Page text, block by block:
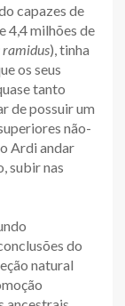
capazes de
4,4 milhões de
), tinha
os seus
tanto
de possuir um
não-
Ardi andar
subir nas
do
natural